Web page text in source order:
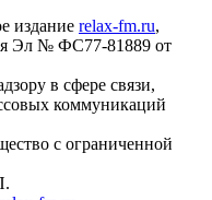
издание relax-fm.ru,
Эл № ФС77-81889 от
в сфере связи,
коммуникаций
с ограниченной